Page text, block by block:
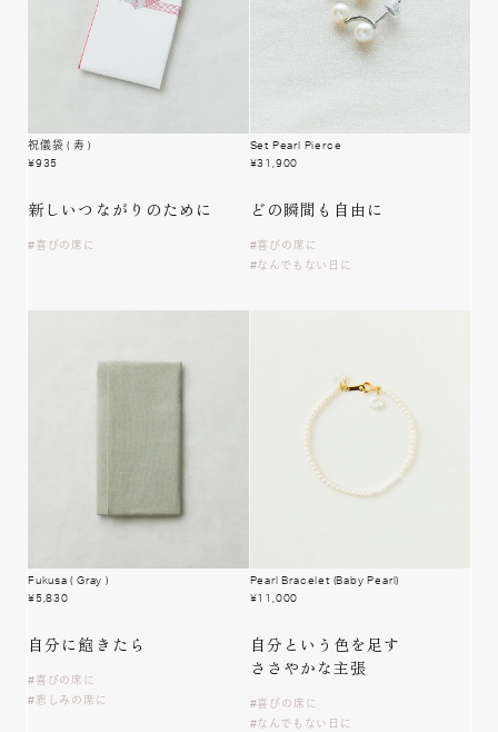
祝儀袋 ( 寿 )
¥935
新しい つながりのために
喜びの席に
Set Pearl Pierce
¥31,900
どの瞬間も 自由に
喜びの席に
なんでもない日に
Fukusa ( Gray )
¥5,830
自分に飽きたら
喜びの席に
悲しみの席に
Pearl Bracelet (Baby Pearl)
¥11,000
自分という色を足す
ささやかな主張
喜びの席に
なんでもない日に